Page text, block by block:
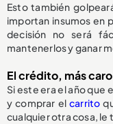
Esto también
importan insumos en
decisión no será
mantenerlos y ganar
El crédito, más
Si este era el año que
y comprar el carrito
cualquier otra cosa, le